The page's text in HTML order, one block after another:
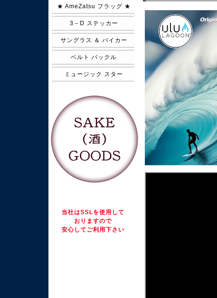
★ AmeZatsu フラッグ ★
3－D ステッカー
サングラス ＆ バイカー
ベルト バックル
ミュージック スター
当社はSSLを使用して
おりますので
安心してご利用下さい